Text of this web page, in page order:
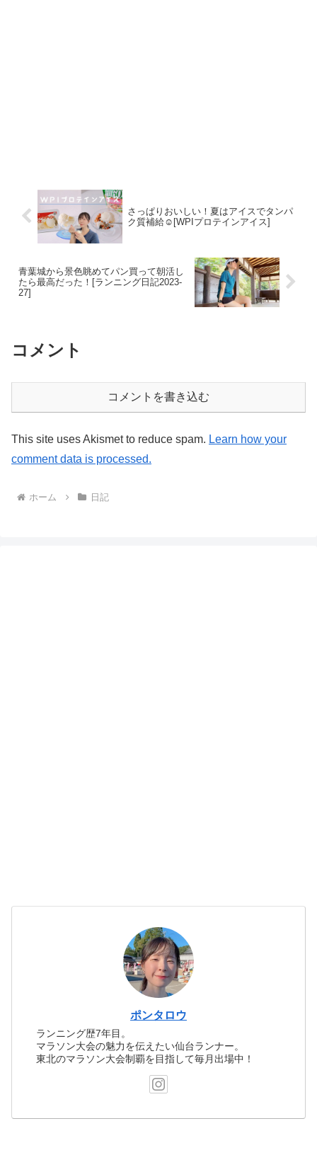
さっぱりおいしい！夏はアイスでタンパ
ク質補給☺️[WPIプロテインアイス]
青葉城から景色眺めてパン買って朝活し
たら最高だった！[ランニング日記2023-
27]
コメント
コメントを書き込む
This site uses Akismet to reduce spam. Learn how your
comment data is processed.
ホーム 日記
ポンタロウ
ランニング歴7年目。
マラソン大会の魅力を伝えたい仙台ランナー。
東北のマラソン大会制覇を目指して毎月出場中！